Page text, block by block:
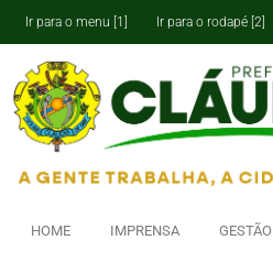
Ir para o menu [1] Ir para o rodapé [2]
HOME IMPRENSA GESTÃO